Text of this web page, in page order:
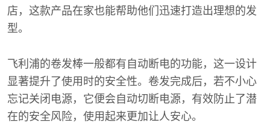
店，这款产品在家也能帮助他们迅速打造出理想的发
型。
飞利浦的卷发棒一般都有自动断电的功能，这一设计
显著提升了使用时的安全性。卷发完成后，若不小心
忘记关闭电源，它便会自动切断电源，有效防止了潜
在的安全风险，使用起来更加让人安心。